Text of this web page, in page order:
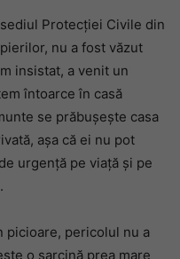
Protecției Civile din
nu a fost văzut
insistat, a venit un
întoarce în casă
se prăbușește casa
așa că ei nu pot
urgență pe viață și pe
picioare, pericolul nu a
o sarcină prea mare